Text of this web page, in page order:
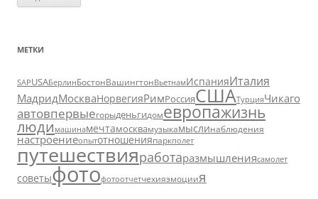
МЕТКИ
SAPUSAБерлинБостонВашингтонВьетнамИспанияИталия
МадридМоскваНорвегияРимРоссияСШАТурцияЧикаго
автовпервыегорыденьгидомевропажизнь
люди машинамечтамосквамузыкамыслинаблюдения
настроениеопытотношенияпаркполет
путешествияработаразмышлениясамолет
советыфотофотоотчетчехияэмоциия